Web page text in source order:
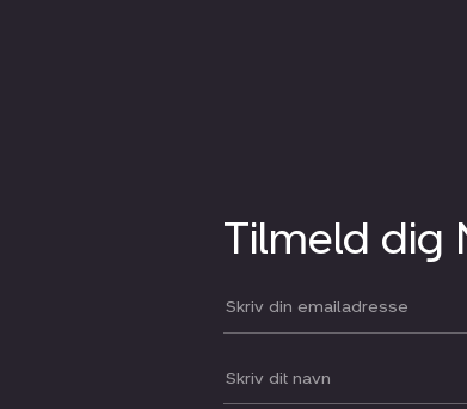
Tilmeld dig
Din email:
Dit navn: